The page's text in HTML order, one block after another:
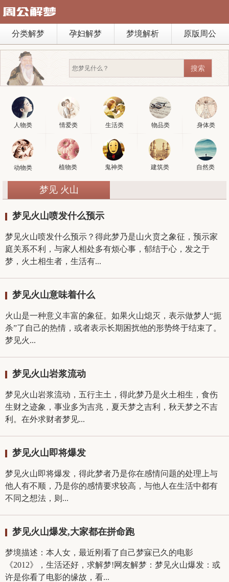
分类解梦 孕妇解梦 梦境解析 原版周公
人物类 情爱类 生活类 物品类 身体类
动物类 植物类 鬼神类 建筑类 自然类
梦见 火山
梦见火山喷发什么预示
梦见火山喷发什么预示？得此梦乃是山火贲之象征，预示家
庭关系不利，与家人相处多有烦心事，郁结于心，发之于
梦，火土相生者，生活有...
梦见火山意味着什么
火山是一种意义丰富的象征。如果火山熄灭，表示做梦人“扼
杀”了自己的热情，或者表示长期困扰他的形势终于结束了。
梦见火...
梦见火山岩浆流动
梦见火山岩浆流动，五行主土，得此梦乃是火土相生，食伤
生财之迹象，事业多为吉兆，夏天梦之吉利，秋天梦之不吉
利。在外求财者梦见...
梦见火山即将爆发
梦见火山即将爆发，得此梦者乃是你在感情问题的处理上与
他人有不顺，乃是你的感情要求较高，与他人在生活中都有
不同之想法，则...
梦见火山爆发,大家都在拼命跑
梦境描述：本人女，最近刚看了自己梦寐已久的电影
《2012》，生活还好，求解梦!网友解梦：梦见火山爆发：或
许是你看了电影的缘故，看...